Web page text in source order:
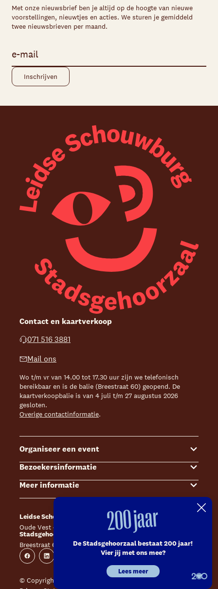
Met onze nieuwsbrief ben je altijd op de hoogte van nieuwe
voorstellingen, nieuwtjes en acties. We sturen je gemiddeld
twee nieuwsbrieven per maand.
Contact en kaartverkoop
071 516 3881
Mail ons
Wo t/m vr van 14.00 tot 17.30 uur zijn we telefonisch
bereikbaar en is de balie (Breestraat 60) geopend. De
kaartverkoopbalie is van 4 juli t/m 27 augustus 2026
gesloten.
Overige contactinformatie.
Organiseer een event
Events
Zalenoverzicht
Contact Sales & Events
Offerte aanvragen
Bezoekersinformatie
Kaartverkoop
Bereikbaarheid
Toegankelijkheid
Huisregels en algemene voorwaarden
Veelgestelde vragen
Meer informatie
Steun ons
Technische informatie
Vacatures
Leidse Schouwburg
Oude Vest 43, 2312 XS Leiden
Stadsgehoorzaal Leiden
Breestraat 60, 2311 CS Leiden
FacebookLinkedin
Café Caat
Catharinahof, 2311 CS Leiden
WebsiteInstagram
© Copyright 2026 Leidse Schouwburg - Stadsgehoorzaal
200 jaar
De Stadsgehoorzaal bestaat 200 jaar!
Vier jij met ons mee?
Lees meer